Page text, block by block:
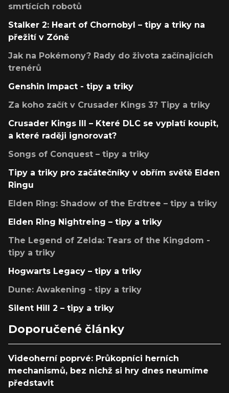
smrtících robotů
Stalker 2: Heart of Chornobyl – tipy a triky na
přežití v Zóně
Jak na Pokémony? Rady do života začínajících
trenérů
Genshin Impact - tipy a triky
Za koho začít v Crusader Kings 3? Tipy a triky
Crusader Kings III – Které DLC se vyplatí koupit,
a které raději ignorovat?
Songs of Conquest – tipy a triky
Tipy a triky pro začátečníky v obřím světě Elden
Ringu
Elden Ring: Shadow of the Erdtree – tipy a triky
Elden Ring Nightreing – tipy a triky
The Legend of Zelda: Tears of the Kingdom -
tipy a triky
Hogwarts Legacy – tipy a triky
Dune: Awakening - tipy a triky
Silent Hill 2 – tipy a triky
Doporučené články
Videoherní poprvé: Průkopníci herních
mechanismů, bez nichž si hry dnes neumíme
představit